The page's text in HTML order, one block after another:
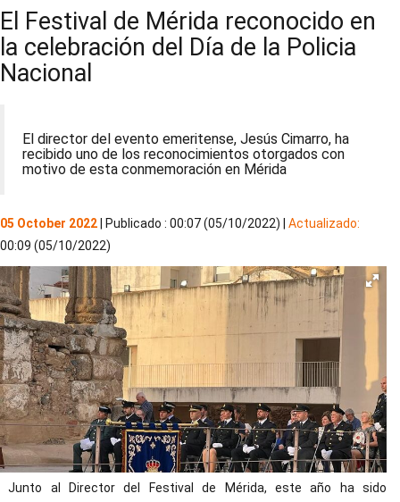
El Festival de Mérida reconocido en
la celebración del Día de la Policia
Nacional
El director del evento emeritense, Jesús Cimarro, ha
recibido uno de los reconocimientos otorgados con
motivo de esta conmemoración en Mérida
05 October 2022 | Publicado : 00:07 (05/10/2022) | Actualizado:
00:09 (05/10/2022)
Junto al Director del Festival de Mérida, este año ha sido